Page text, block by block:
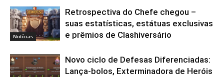
Notícias
Retrospectiva do Chefe chegou –
suas estatísticas, estátuas exclusivas
e prêmios de Clashiversário
Novo ciclo de Defesas Diferenciadas:
Lança-bolos, Exterminadora de Heróis